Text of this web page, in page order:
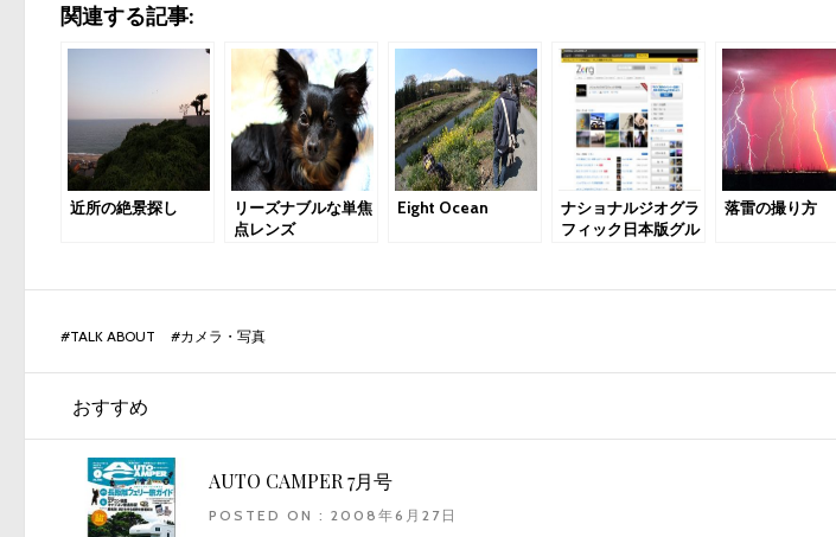
関連する記事:
近所の絶景探し
リーズナブルな単焦
点レンズ
Eight Ocean
ナショナルジオグラ
フィック日本版グル
落雷の撮り方
#TALK ABOUT #カメラ・写真
おすすめ
AUTO CAMPER 7月号
POSTED ON : 2008年6月27日